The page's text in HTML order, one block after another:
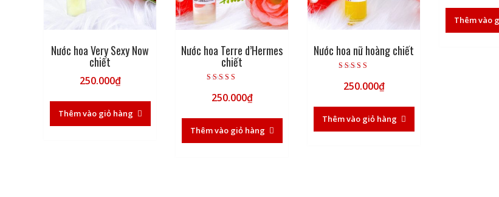
Nước hoa Very Sexy Now
chiết
250.000₫
Thêm vào giỏ hàng
Nước hoa Terre d’Hermes
chiết
5.00
5 sao
250.000₫
Thêm vào giỏ hàng
Nước hoa nữ hoàng chiết
5.00
5 sao
250.000₫
Thêm vào giỏ hàng
Thêm vào